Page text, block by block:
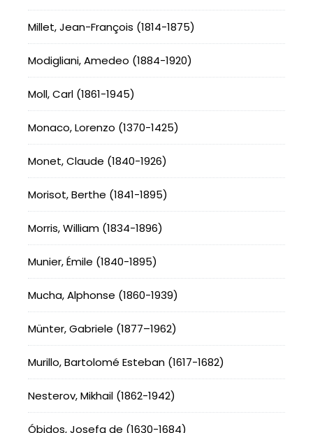
Millet, Jean-François (1814-1875)
Modigliani, Amedeo (1884-1920)
Moll, Carl (1861-1945)
Monaco, Lorenzo (1370-1425)
Monet, Claude (1840-1926)
Morisot, Berthe (1841-1895)
Morris, William (1834-1896)
Munier, Émile (1840-1895)
Mucha, Alphonse (1860-1939)
Münter, Gabriele (1877–1962)
Murillo, Bartolomé Esteban (1617-1682)
Nesterov, Mikhail (1862-1942)
Óbidos, Josefa de (1630-1684)